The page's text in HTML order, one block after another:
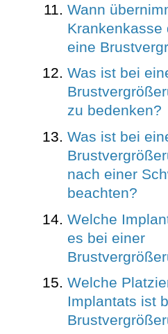
Wann
Krankenkasse
eine
Was ist bei
zu bedenken?
Was ist bei
nach einer
beachten?
Welche
es bei einer
Welche
Implantats ist